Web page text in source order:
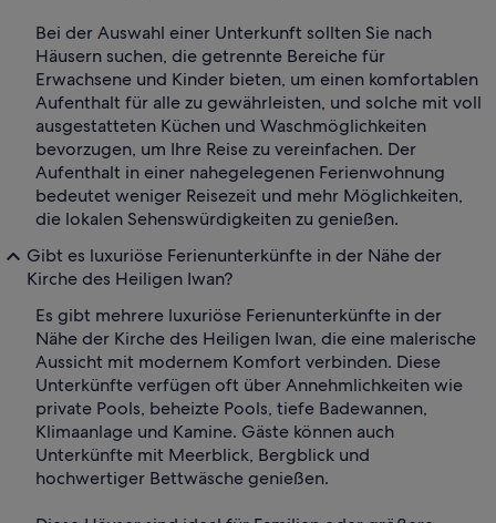
Bei der Auswahl einer Unterkunft sollten Sie nach
Häusern suchen, die getrennte Bereiche für
Erwachsene und Kinder bieten, um einen komfortablen
Aufenthalt für alle zu gewährleisten, und solche mit voll
ausgestatteten Küchen und Waschmöglichkeiten
bevorzugen, um Ihre Reise zu vereinfachen. Der
Aufenthalt in einer nahegelegenen Ferienwohnung
bedeutet weniger Reisezeit und mehr Möglichkeiten,
die lokalen Sehenswürdigkeiten zu genießen.
Gibt es luxuriöse Ferienunterkünfte in der Nähe der
Kirche des Heiligen Iwan?
Es gibt mehrere luxuriöse Ferienunterkünfte in der
Nähe der Kirche des Heiligen Iwan, die eine malerische
Aussicht mit modernem Komfort verbinden. Diese
Unterkünfte verfügen oft über Annehmlichkeiten wie
private Pools, beheizte Pools, tiefe Badewannen,
Klimaanlage und Kamine. Gäste können auch
Unterkünfte mit Meerblick, Bergblick und
hochwertiger Bettwäsche genießen.